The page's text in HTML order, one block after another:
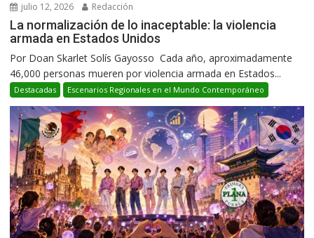
julio 12, 2026 Redacción
La normalización de lo inaceptable: la violencia
armada en Estados Unidos
Por Doan Skarlet Solís Gayosso Cada año, aproximadamente
46,000 personas mueren por violencia armada en Estados...
Destacadas Escenarios Regionales en el Mundo Contemporáneo